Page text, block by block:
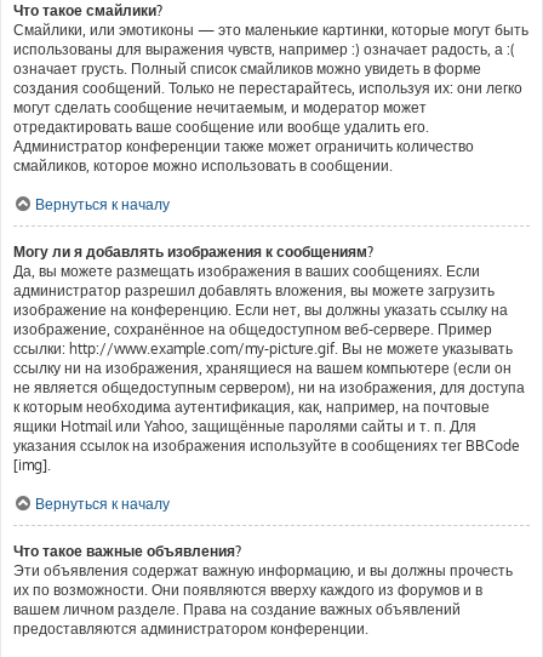
Что такое смайлики?
Смайлики, или эмотиконы — это маленькие картинки, которые могут быть
использованы для выражения чувств, например :) означает радость, а :(
означает грусть. Полный список смайликов можно увидеть в форме
создания сообщений. Только не перестарайтесь, используя их: они легко
могут сделать сообщение нечитаемым, и модератор может
отредактировать ваше сообщение или вообще удалить его.
Администратор конференции также может ограничить количество
смайликов, которое можно использовать в сообщении.
Вернуться к началу
Могу ли я добавлять изображения к сообщениям?
Да, вы можете размещать изображения в ваших сообщениях. Если
администратор разрешил добавлять вложения, вы можете загрузить
изображение на конференцию. Если нет, вы должны указать ссылку на
изображение, сохранённое на общедоступном веб-сервере. Пример
ссылки: http://www.example.com/my-picture.gif. Вы не можете указывать
ссылку ни на изображения, хранящиеся на вашем компьютере (если он
не является общедоступным сервером), ни на изображения, для доступа
к которым необходима аутентификация, как, например, на почтовые
ящики Hotmail или Yahoo, защищённые паролями сайты и т. п. Для
указания ссылок на изображения используйте в сообщениях тег BBCode
[img].
Вернуться к началу
Что такое важные объявления?
Эти объявления содержат важную информацию, и вы должны прочесть
их по возможности. Они появляются вверху каждого из форумов и в
вашем личном разделе. Права на создание важных объявлений
предоставляются администратором конференции.